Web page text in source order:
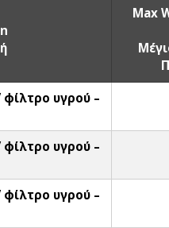
Max
υγρού –
υγρού –
υγρού –